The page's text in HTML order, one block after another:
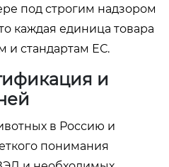
под строгим надзором
каждая единица товара
и стандартам ЕС.
и
в Россию и
понимания